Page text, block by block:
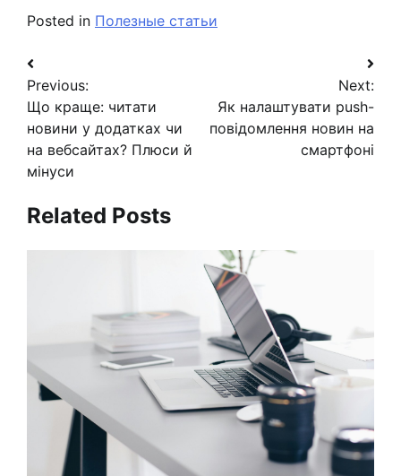
Posted in Полезные статьи
Навигация
по
записям
Previous:
Що краще: читати
новини у додатках чи
на вебсайтах? Плюси й
мінуси
Next:
Як налаштувати push-
повідомлення новин на
смартфоні
Related Posts